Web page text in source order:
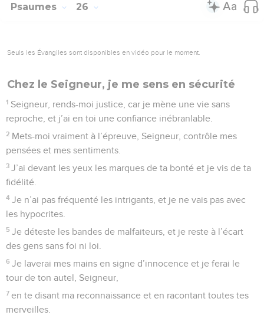
Psaumes 26
Seuls les Évangiles sont disponibles en vidéo pour le moment.
Chez le Seigneur, je me sens en sécurité
1 Seigneur, rends-moi justice, car je mène une vie sans
reproche, et j’ai en toi une confiance inébranlable.
2 Mets-moi vraiment à l’épreuve, Seigneur, contrôle mes
pensées et mes sentiments.
3 J’ai devant les yeux les marques de ta bonté et je vis de ta
fidélité.
4 Je n’ai pas fréquenté les intrigants, et je ne vais pas avec
les hypocrites.
5 Je déteste les bandes de malfaiteurs, et je reste à l’écart
des gens sans foi ni loi.
6 Je laverai mes mains en signe d’innocence et je ferai le
tour de ton autel, Seigneur,
7 en te disant ma reconnaissance et en racontant toutes tes
merveilles.